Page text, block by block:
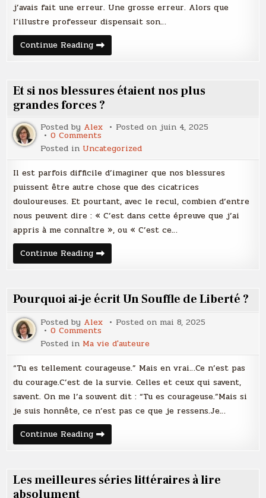
plus
cette
vie
j’avais fait une erreur. Une grosse erreur. Alors que
l’illustre professeur dispensait son…
Continue ReadingLe
jour
que
je
ne
voulais
plus
cette
vie
Et si nos blessures étaient nos plus
grandes forces ?
Posted by Alex Posted onjuin 4, 2025
0 Comments
Et
si
nos
blessures
étaient
nos
plus
grandes
?
Posted in Uncategorized
Il est parfois difficile d’imaginer que nos blessures
puissent être autre chose que des cicatrices
douloureuses. Et pourtant, avec le recul, combien d’entre
nous peuvent dire : « C’est dans cette épreuve que j’ai
appris à me connaître », ou « C’est ce…
Continue ReadingEt
si
nos
plus
grandes
forces
?
Pourquoi ai-je écrit Un Souffle de Liberté ?
Posted by Alex Posted on mai 8, 2025
0 Comments
Pourquoi
ai-
je
Un
Souffle
de
Liberté
Posted in Ma vie d'auteure
“Tu es tellement courageuse.” Mais en vrai…Ce n’est pas
du courage.C’est de la survie. Celles et ceux qui savent,
savent. On me l’a souvent dit : “Tu es courageuse.”Mais si
je suis honnête, ce n’est pas ce que je ressens.Je…
Continue ReadingPourquoi
ai-
Souffle
de
Les meilleures séries littéraires à lire
absolument